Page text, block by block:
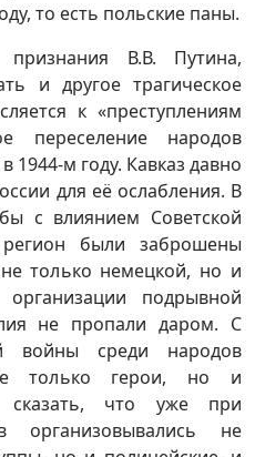
то есть польские паны.
В.В. Путина,
и другое трагическое
к «преступлениям
переселение народов
1944-м году. Кавказ давно
для её ослабления. В
с влиянием Советской
были заброшены
только немецкой, но и
подрывной
не пропали даром. С
войны среди народов
только герои, но и
сказать, что уже при
организовывались не